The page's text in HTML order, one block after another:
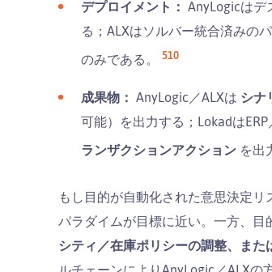
デプロイメント： AnyLogicはデ
る；ALXはソルバー統合済みの
のみである。 510
成果物： AnyLogic／ALXは シナ
可能）を出力する；Lokadは
ランザクションアクション を出
もし目的が自動化された意思決定リ
パラダイムが目標に近い。一方、目
シティ／在庫ポリシーの調整、また